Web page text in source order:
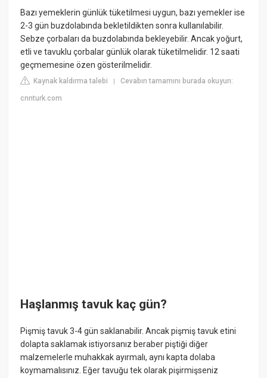
Bazı yemeklerin günlük tüketilmesi uygun, bazı yemekler ise
2-3 gün buzdolabında bekletildikten sonra kullanılabilir.
Sebze çorbaları da buzdolabında bekleyebilir. Ancak yoğurt,
etli ve tavuklu çorbalar günlük olarak tüketilmelidir. 12 saati
geçmemesine özen gösterilmelidir.
Kaynak kaldırma talebi |Cevabın tamamını burada okuyun:
cnnturk.com
Haşlanmış tavuk kaç gün?
Pişmiş tavuk 3-4 gün saklanabilir. Ancak pişmiş tavuk etini
dolapta saklamak istiyorsanız beraber piştiği diğer
malzemelerle muhakkak ayırmalı, aynı kapta dolaba
koymamalısınız. Eğer tavuğu tek olarak pişirmişseniz